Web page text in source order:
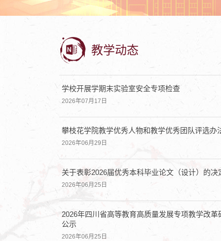
教学动态
学校开展学期末实验室安全专项检查
2026年07月17日
攀枝花学院教学优秀人物和教学优秀团队评选办
2026年06月29日
关于表彰2026届优秀本科毕业论文（设计）的决
2026年06月25日
2026年四川省高等教育高质量发展专项教学改
公示
2026年06月25日